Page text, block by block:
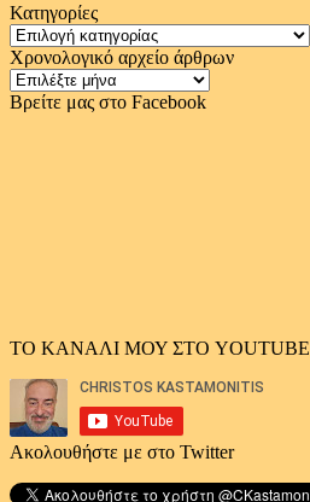
Κατηγορίες
Κατηγορίες
Χρονολογικό αρχείο άρθρων
Χρονολογικό
αρχείο
Βρείτε μας στο Facebook
ΤΟ ΚΑΝΑΛΙ ΜΟΥ ΣΤΟ YOUTUBE
Ακολουθήστε με στο Twitter